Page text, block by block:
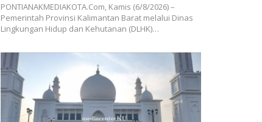
PONTIANAKMEDIAKOTA.Com, Kamis (6/8/2026) –
Pemerintah Provinsi Kalimantan Barat melalui Dinas
Lingkungan Hidup dan Kehutanan (DLHK)…